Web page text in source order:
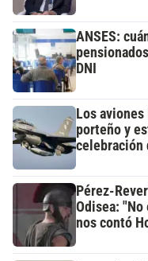
ANSES:
DNI
Los
porteño y
celebración
Pérez-
Odisea:
nos contó